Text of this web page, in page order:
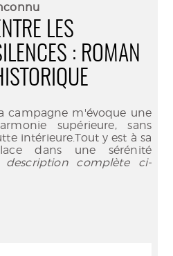
LES
: ROMAN
campagne m'évoque une
supérieure, sans
intérieure.Tout y est à sa
dans une sérénité
description complète ci-